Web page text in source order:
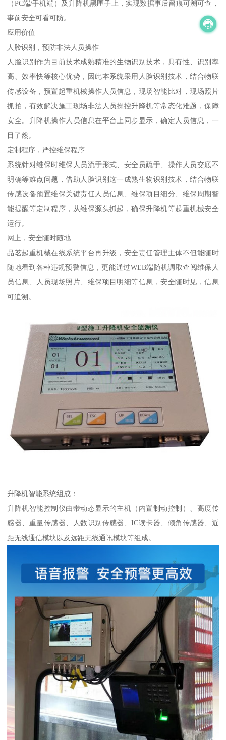
（PC端/手机端）及升降机黑匣子上，实现数据事后留痕可溯可查，
事前安全可看可防。
应用价值
人脸识别，预防非法人员操作
人脸识别作为目前技术成熟精准的生物识别技术，具有性、识别率
高、效率快等核心优势，因此本系统采用人脸识别技术，结合物联
传感设备，预置起重机械操作人员信息，现场智能比对，现场照片
抓拍，有效解决施工现场非法人员操控升降机等常态化难题，保障
安全。升降机操作人员信息在平台上同步显示，确定人员信息，一
目了然。
定制程序，严控维保程序
系统针对维保时维保人员流于形式、安全员疏于、操作人员交底不
明确等难点问题，借助人脸识别这一成熟生物识别技术，结合物联
传感设备预置维保关键责任人员信息、维保项目细分、维保周期智
能提醒等定制程序，从维保源头抓起，确保升降机等起重机械安全
运行。
网上，安全随时随地
品茗起重机械在线系统平台再升级，安全责任管理主体不但能随时
随地看到各种违规预警信息，更能通过WEB端随机调取查阅维保人
员信息、人员现场照片、维保项目明细等信息，安全随时见，信息
可追溯。
升降机智能系统组成：
升降机智能控制仪由带动态显示的主机（内置制动控制）、高度传
感器、重量传感器、人数识别传感器、IC读卡器、倾角传感器、近
距无线通信模块以及远距无线通讯模块等组成。